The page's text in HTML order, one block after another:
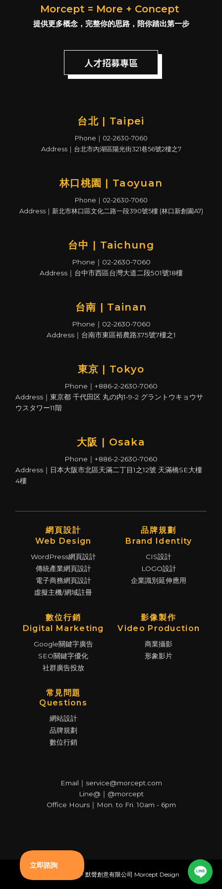
Morcept = More + Concept
提供更多概念，完整你的思路，陪你踏出第一步
人才招募專區
台北 | Taipei
Phone｜02-2630-7060
Address｜台北市內湖區陽光街321巷56號2樓之7
林口桃園 | Taoyuan
Phone｜02-2630-7060
Address｜新北市林口區文化二路一段390號5樓 (林口新創園A7)
台中 | Taichung
Phone｜02-2630-7060
Address｜台中市西區台灣大道二段501號18樓
台南 | Tainan
Phone｜02-2630-7060
Address｜台南市東區裕農路375號7樓之1
東京 | Tokyo
Phone｜+886-2-2630-7060
Address｜東京都 千代田区 丸の内1-9-2 グラントウキョウサ
ウスタワー11階
大阪 | Osaka
Phone｜+886-2-2630-7060
Address｜日本大阪市北區天滿二丁目1之12號 天滿橋SE大樓
4樓
網頁設計
Web Design
WordPress網頁設計
傳統產業網頁設計
電子商務網頁設計
虛擬主機/網域註冊
品牌規劃
Brand Identity
CIS設計
LOGO設計
企業識別延伸應用
數位行銷
Digital Marketing
Google關鍵字廣告
SEO關鍵字優化
社群廣告投放
影像製作
Video Production
商業攝影
形象影片
常見問題
Questions
網站設計
品牌規劃
數位行銷
Email｜service@morcept.com
Line@｜@morcept
Office Hours｜Mon. to Fri. 10am - 6pm
© Copyright - 默聲創意有限公司 Morcept Design